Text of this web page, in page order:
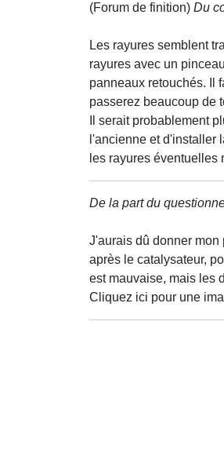
(Forum de finition) Du
Les rayures semblent
rayures avec un
panneaux retouchés. Il
passerez beaucoup de
Il serait probablement
l'ancienne et d'installer
les rayures éventuelles
De la part du
J'aurais dû donner
après le catalysateur,
est mauvaise, mais les
Cliquez ici pour une